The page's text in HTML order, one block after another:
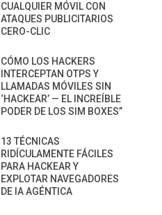
CUALQUIER MÓVIL CON
ATAQUES PUBLICITARIOS
CERO-CLIC
CÓMO LOS HACKERS
INTERCEPTAN OTPS Y
LLAMADAS MÓVILES SIN
‘HACKEAR’ — EL INCREÍBLE
PODER DE LOS SIM BOXES”
13 TÉCNICAS
RIDÍCULAMENTE FÁCILES
PARA HACKEAR Y
EXPLOTAR NAVEGADORES
DE IA AGÉNTICA